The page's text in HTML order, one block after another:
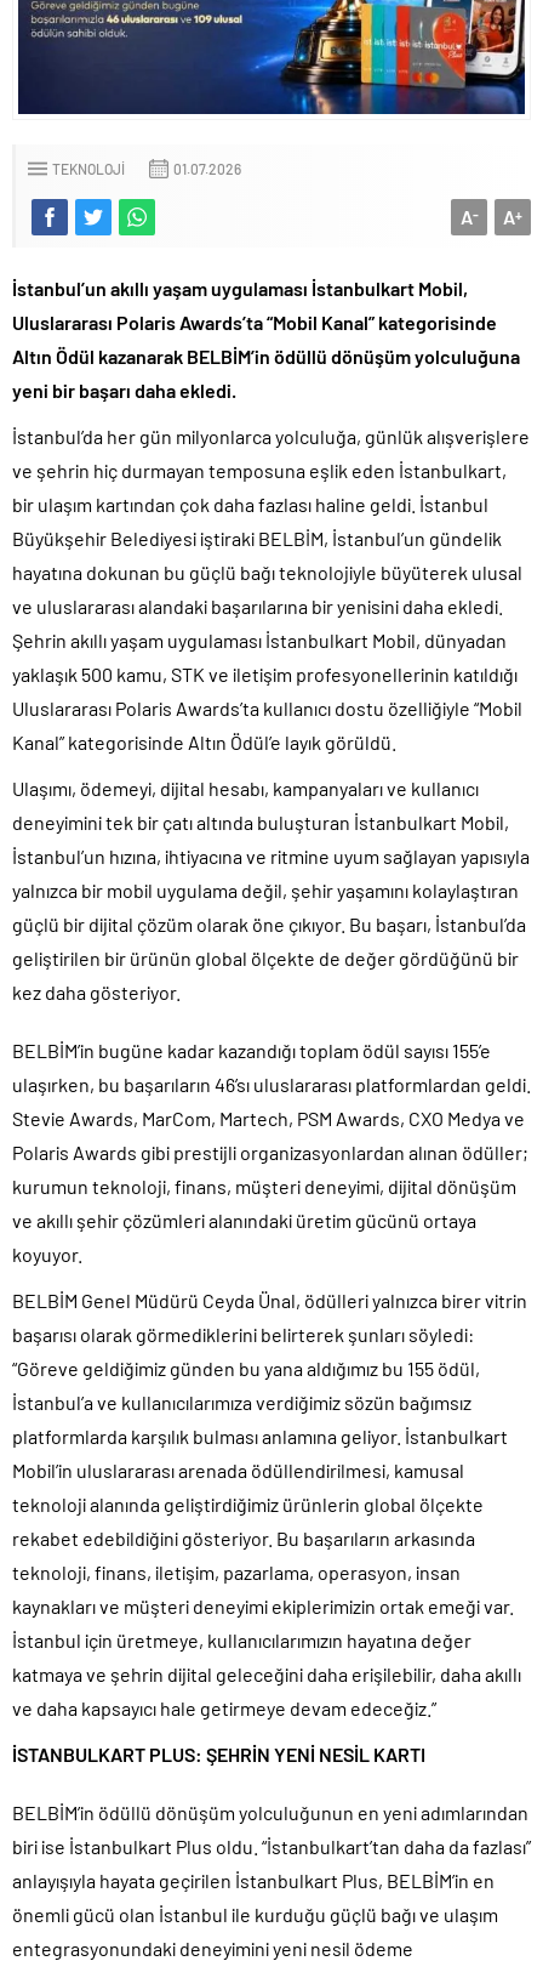
TEKNOLOJI 01.07.2026
A+
A-
İstanbul’un akıllı yaşam uygulaması İstanbulkart Mobil,
Uluslararası Polaris Awards’ta “Mobil Kanal” kategorisinde
Altın Ödül kazanarak BELBİM’in ödüllü dönüşüm yolculuğuna
yeni bir başarı daha ekledi.
İstanbul’da her gün milyonlarca yolculuğa, günlük alışverişlere
ve şehrin hiç durmayan temposuna eşlik eden İstanbulkart,
bir ulaşım kartından çok daha fazlası haline geldi. İstanbul
Büyükşehir Belediyesi iştiraki BELBİM, İstanbul’un gündelik
hayatına dokunan bu güçlü bağı teknolojiyle büyüterek ulusal
ve uluslararası alandaki başarılarına bir yenisini daha ekledi.
Şehrin akıllı yaşam uygulaması İstanbulkart Mobil, dünyadan
yaklaşık 500 kamu, STK ve iletişim profesyonellerinin katıldığı
Uluslararası Polaris Awards’ta kullanıcı dostu özelliğiyle “Mobil
Kanal” kategorisinde Altın Ödül’e layık görüldü.
Ulaşımı, ödemeyi, dijital hesabı, kampanyaları ve kullanıcı
deneyimini tek bir çatı altında buluşturan İstanbulkart Mobil,
İstanbul’un hızına, ihtiyacına ve ritmine uyum sağlayan yapısıyla
yalnızca bir mobil uygulama değil, şehir yaşamını kolaylaştıran
güçlü bir dijital çözüm olarak öne çıkıyor. Bu başarı, İstanbul’da
geliştirilen bir ürünün global ölçekte de değer gördüğünü bir
kez daha gösteriyor.
BELBİM’in bugüne kadar kazandığı toplam ödül sayısı 155’e
ulaşırken, bu başarıların 46’sı uluslararası platformlardan geldi.
Stevie Awards, MarCom, Martech, PSM Awards, CXO Medya ve
Polaris Awards gibi prestijli organizasyonlardan alınan ödüller;
kurumun teknoloji, finans, müşteri deneyimi, dijital dönüşüm
ve akıllı şehir çözümleri alanındaki üretim gücünü ortaya
koyuyor.
BELBİM Genel Müdürü Ceyda Ünal, ödülleri yalnızca birer vitrin
başarısı olarak görmediklerini belirterek şunları söyledi:
“Göreve geldiğimiz günden bu yana aldığımız bu 155 ödül,
İstanbul’a ve kullanıcılarımıza verdiğimiz sözün bağımsız
platformlarda karşılık bulması anlamına geliyor. İstanbulkart
Mobil’in uluslararası arenada ödüllendirilmesi, kamusal
teknoloji alanında geliştirdiğimiz ürünlerin global ölçekte
rekabet edebildiğini gösteriyor. Bu başarıların arkasında
teknoloji, finans, iletişim, pazarlama, operasyon, insan
kaynakları ve müşteri deneyimi ekiplerimizin ortak emeği var.
İstanbul için üretmeye, kullanıcılarımızın hayatına değer
katmaya ve şehrin dijital geleceğini daha erişilebilir, daha akıllı
ve daha kapsayıcı hale getirmeye devam edeceğiz.”
İSTANBULKART PLUS: ŞEHRİN YENİ NESİL KARTI
BELBİM’in ödüllü dönüşüm yolculuğunun en yeni adımlarından
biri ise İstanbulkart Plus oldu. “İstanbulkart’tan daha da fazlası”
anlayışıyla hayata geçirilen İstanbulkart Plus, BELBİM’in en
önemli gücü olan İstanbul ile kurduğu güçlü bağı ve ulaşım
entegrasyonundaki deneyimini yeni nesil ödeme